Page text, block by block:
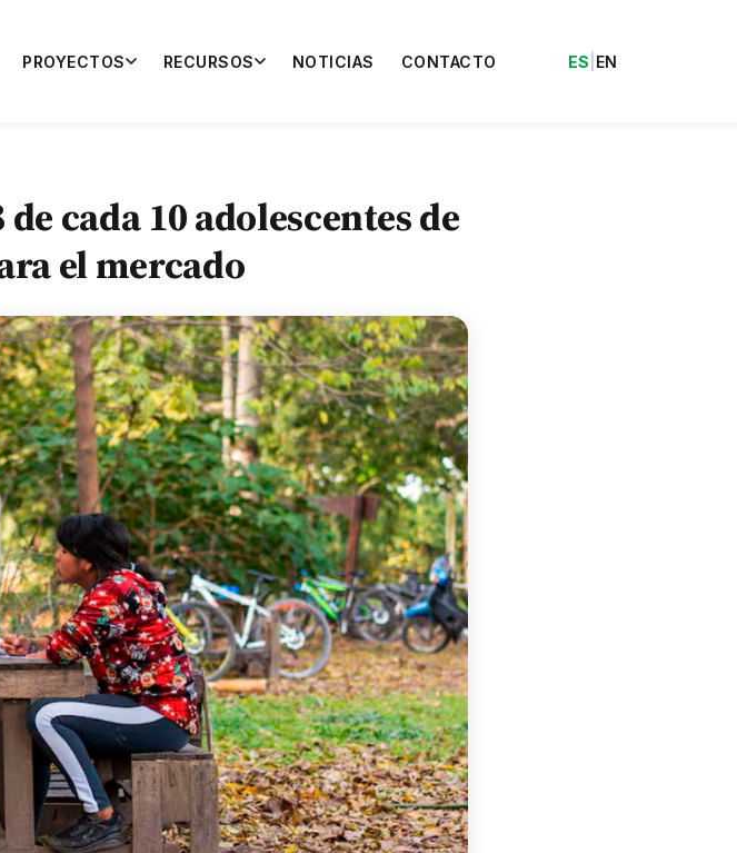
PROYECTOS RECURSOS NOTICIAS CONTACTO ES EN
cada 10 adolescentes de
el mercado